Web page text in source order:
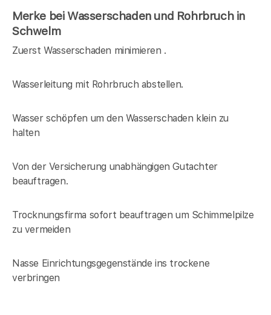
Merke bei Wasserschaden und Rohrbruch in
Schwelm
Zuerst Wasserschaden minimieren .
Wasserleitung mit Rohrbruch abstellen.
Wasser schöpfen um den Wasserschaden klein zu
halten
Von der Versicherung unabhängigen Gutachter
beauftragen.
Trocknungsfirma sofort beauftragen um Schimmelpilze
zu vermeiden
Nasse Einrichtungsgegenstände ins trockene
verbringen